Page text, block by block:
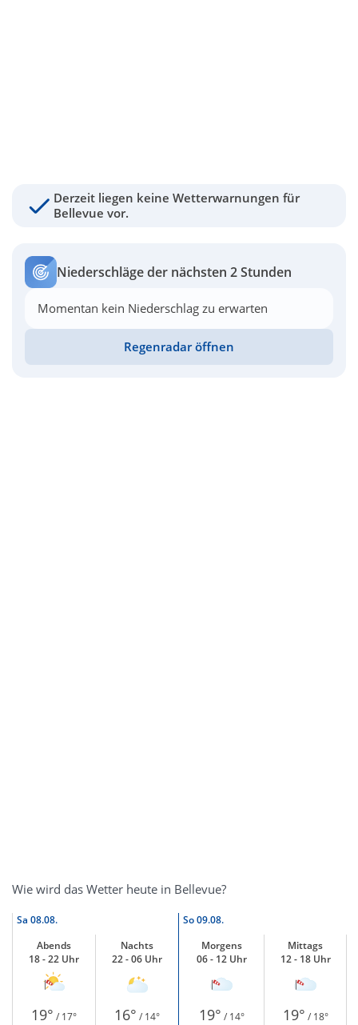
Derzeit liegen keine Wetterwarnungen für
Bellevue vor.
Niederschläge der nächsten 2 Stunden
Momentan kein Niederschlag zu erwarten
Regenradar öffnen
Wie wird das Wetter heute in Bellevue?
Sa 08.08. So09.08.
Abends
18 - 22 Uhr
Nachts
22 - 06 Uhr
Morgens
06 - 12 Uhr
Mittags
12 - 18 Uhr
19° / 17° 16° / 14° 19° / 14° 19° / 18°